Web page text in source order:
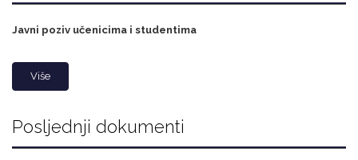
Javni poziv učenicima i studentima
Više
Posljednji dokumenti